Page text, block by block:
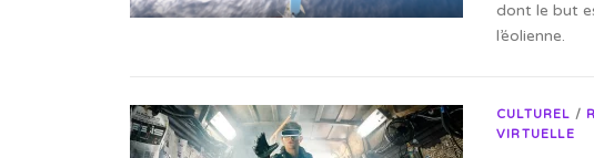
dont le but
l’éolienne.
CULTUREL /
VIRTUELLE